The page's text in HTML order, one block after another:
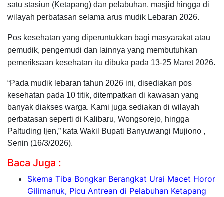
satu stasiun (Ketapang) dan pelabuhan, masjid hingga di
wilayah perbatasan selama arus mudik Lebaran 2026.
Pos kesehatan yang diperuntukkan bagi masyarakat atau
pemudik, pengemudi dan lainnya yang membutuhkan
pemeriksaan kesehatan itu dibuka pada 13-25 Maret 2026.
“Pada mudik lebaran tahun 2026 ini, disediakan pos
kesehatan pada 10 titik, ditempatkan di kawasan yang
banyak diakses warga. Kami juga sediakan di wilayah
perbatasan seperti di Kalibaru, Wongsorejo, hingga
Paltuding Ijen,” kata Wakil Bupati Banyuwangi Mujiono ,
Senin (16/3/2026).
Baca Juga :
Skema Tiba Bongkar Berangkat Urai Macet Horor
Gilimanuk, Picu Antrean di Pelabuhan Ketapang